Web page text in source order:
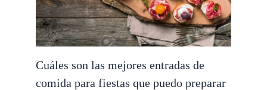
Cuáles son las mejores entradas de
comida para fiestas que puedo preparar